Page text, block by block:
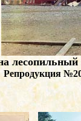
лесопильный
Репродукция